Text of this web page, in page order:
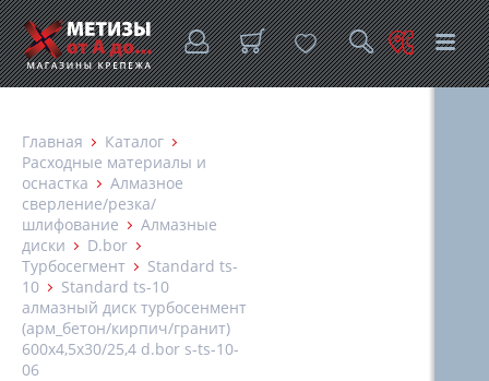
Главная
Каталог
Расходные материалы и
оснастка
Алмазное
сверление/резка/
шлифование
Алмазные
диски
D.bor
Турбосегмент
Standard ts-
10
Standard ts-10
алмазный диск турбосенмент
(арм_бетон/кирпич/гранит)
600x4,5x30/25,4 d.bor s-ts-10-
06